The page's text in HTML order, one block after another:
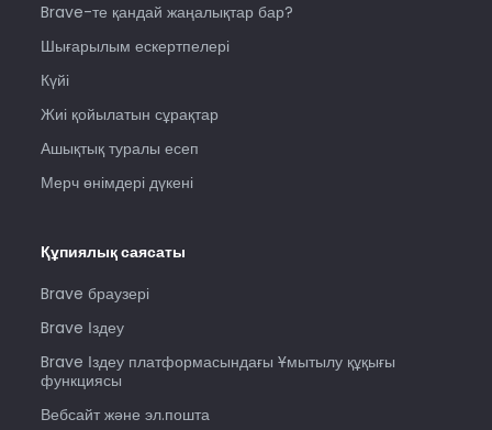
Brave-те қандай жаңалықтар бар?
Шығарылым ескертпелері
Күйі
Жиі қойылатын сұрақтар
Ашықтық туралы есеп
Мерч өнімдері дүкені
Құпиялық саясаты
Brave браузері
Brave Іздеу
Brave Іздеу платформасындағы Ұмытылу құқығы
функциясы
Вебсайт және эл.пошта